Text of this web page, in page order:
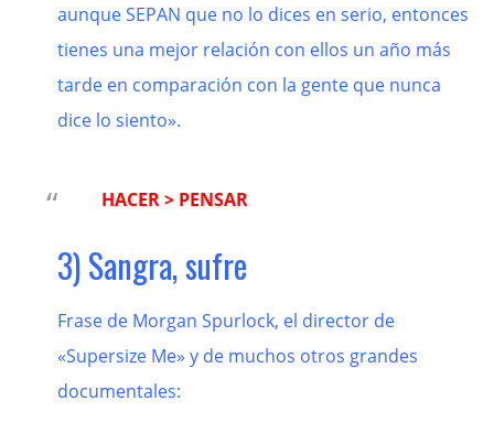
aunque SEPAN que no lo dices en serio, entonces
tienes una mejor relación con ellos un año más
tarde en comparación con la gente que nunca
dice lo siento».
HACER > PENSAR
3) Sangra, sufre
Frase de Morgan Spurlock, el director de
«Supersize Me» y de muchos otros grandes
documentales: